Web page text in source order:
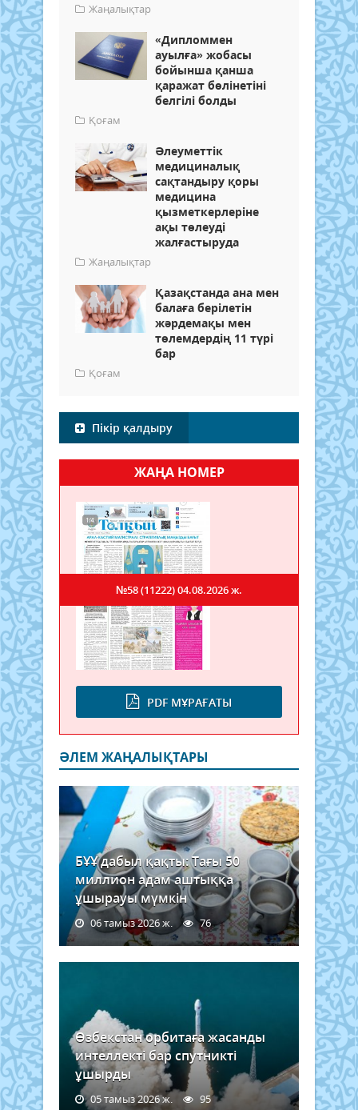
Жаңалықтар
«Дипломмен
ауылға» жобасы
бойынша қанша
қаражат бөлінетіні
белгілі болды
Қоғам
Әлеуметтік
медициналық
сақтандыру қоры
медицина
қызметкерлеріне
ақы төлеуді
жалғастыруда
Жаңалықтар
Қазақстанда ана мен
балаға берілетін
жәрдемақы мен
төлемдердің 11 түрі
бар
Қоғам
Пікір қалдыру
ЖАҢА НОМЕР
PDF МҰРАҒАТЫ
№58 (11222)04.08.2026 ж.
ӘЛЕМ ЖАҢАЛЫҚТАРЫ
БҰҰ дабыл қақты: Тағы 50
миллион адам аштыққа
ұшырауы мүмкін
06 тамыз 2026 ж. 76
Өзбекстан орбитаға жасанды
интеллекті бар спутникті
ұшырды
05 тамыз 2026 ж. 95